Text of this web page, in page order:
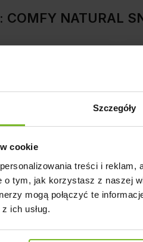
Szczegóły
cookie
treści i reklam,
tym, jak korzystasz z naszej
mogą połączyć te
ich usług.
NATURAL
przez
4
2